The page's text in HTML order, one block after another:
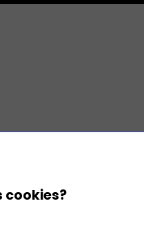
de données, etc.
main ce logiciel.
de se familiariser
du ruban et de la
cookies?